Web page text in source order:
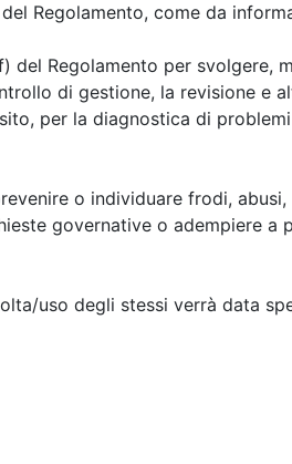
Regolamento, come da
del Regolamento per svolgere,
di gestione, la revisione e
per la diagnostica di
o individuare frodi, abusi,
governative o adempiere a
uso degli stessi verrà data